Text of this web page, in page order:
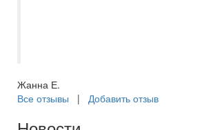
Жанна Е.
Все отзывы | Добавить отзыв